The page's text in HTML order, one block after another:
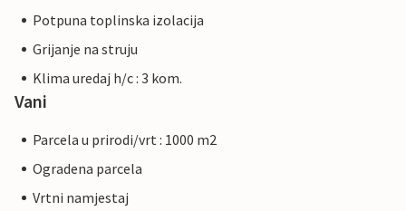
Potpuna toplinska izolacija
Grijanje na struju
Klima uredaj h/c : 3 kom.
Vani
Parcela u prirodi/vrt : 1000 m2
Ogradena parcela
Vrtni namjestaj